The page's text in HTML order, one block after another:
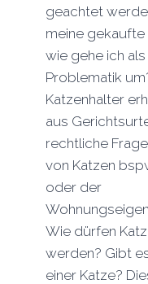
geachtet
meine gekaufte
wie gehe ich
Problematik
Katzenhalter
aus
rechtliche
von Katzen
oder der
Wie dürfen
werden? Gibt
einer Katze?